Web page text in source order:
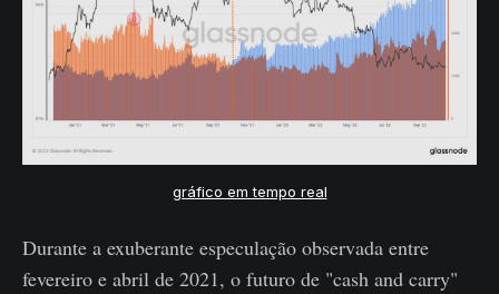
gráfico em tempo real
Durante a exuberante especulação observada entre
fevereiro e abril de 2021, o futuro de "cash and carry"